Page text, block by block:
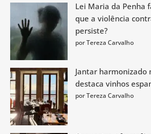
Lei Maria da Penha
que a violência
persiste?
por Tereza Carvalho
Jantar harmonizado
destaca vinhos
por Tereza Carvalho